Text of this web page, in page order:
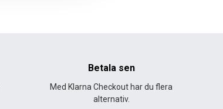
Betala sen
Med Klarna Checkout har du flera
alternativ.